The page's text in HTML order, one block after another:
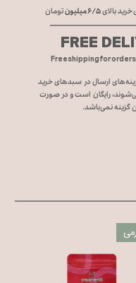
بالای۶/۵ میلیون تومان
FREE
Free shipping for
ارسال در سبد‌های خرید
می‌شوند، رایگان است و در صورت
گزینه نمی‌باشد.